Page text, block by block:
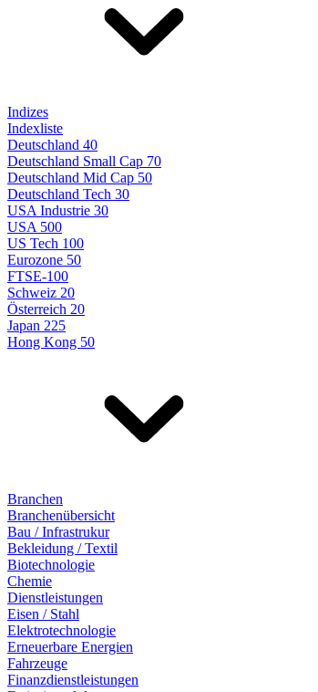
Indizes
Indexliste
Deutschland 40
Deutschland Small Cap 70
Deutschland Mid Cap 50
Deutschland Tech 30
USA Industrie 30
USA 500
US Tech 100
Eurozone 50
FTSE-100
Schweiz 20
Österreich 20
Japan 225
Hong Kong 50
Branchen
Branchenübersicht
Bau / Infrastrukur
Bekleidung / Textil
Biotechnologie
Chemie
Dienstleistungen
Eisen / Stahl
Elektrotechnologie
Erneuerbare Energien
Fahrzeuge
Finanzdienstleistungen